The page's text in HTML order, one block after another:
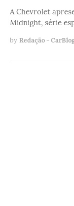
A Chevrolet
Midnight, série
by Redação -